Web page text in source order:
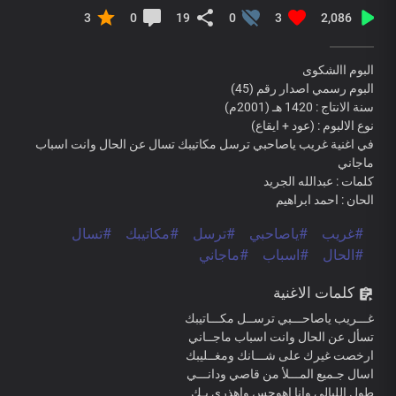
2,086
3
0
19
0
3
البوم االشكوى
البوم رسمي اصدار رقم (45)
سنة الانتاج : 1420 هـ (2001م)
نوع الالبوم : (عود + ايقاع)
في اغنية غريب ياصاحبي ترسل مكاتيبك تسال عن الحال وانت اسباب
ماجاني
كلمات : عبدالله الجريد
الحان : احمد ابراهيم
#غريب #ياصاحبي #ترسل #مكاتيبك
#تسال
#الحال
#اسباب #ماجاني
كلمات الاغنية
غـــريب ياصاحـــبي ترســل مكـــاتيبك
تسأل عن الحال وانت اسباب ماجــاني
ارخصت غيرك على شـــانك ومغــليبك
اسال جـميع المـــلأ من قاصي ودانـــي
طول الليالي وانا اهوجس واهذري بـك